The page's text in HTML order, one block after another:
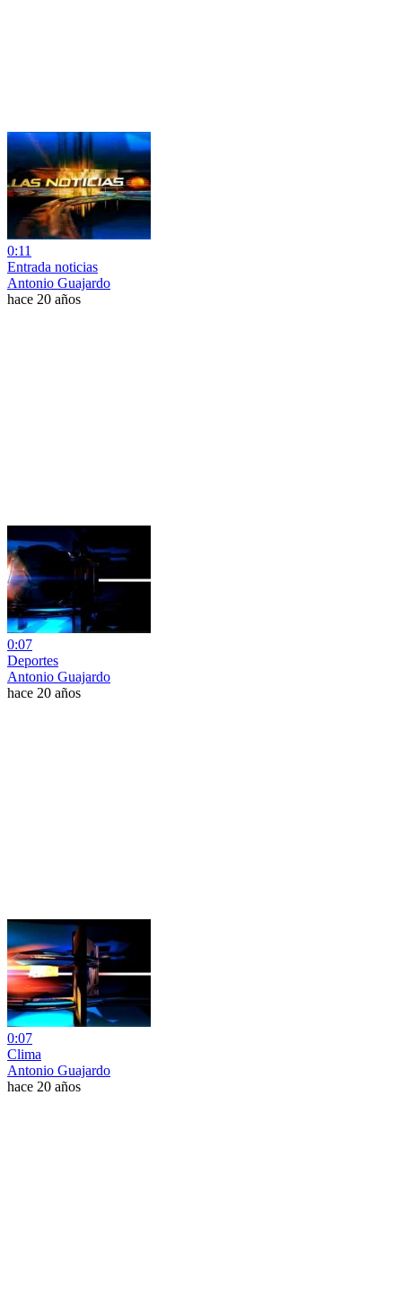
0:11
Entrada noticias
Antonio Guajardo
hace 20 años
0:07
Deportes
Antonio Guajardo
hace 20 años
0:07
Clima
Antonio Guajardo
hace 20 años